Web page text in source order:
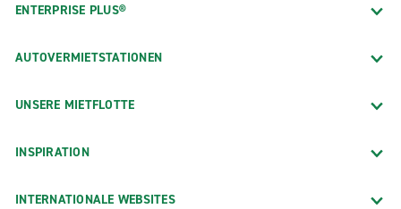
ENTERPRISE PLUS®
AUTOVERMIETSTATIONEN
UNSERE MIETFLOTTE
INSPIRATION
INTERNATIONALE WEBSITES